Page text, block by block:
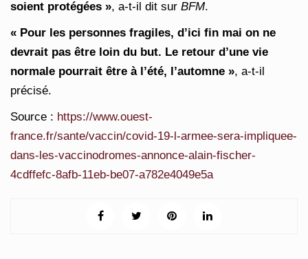
soient protégées », a-t-il dit sur BFM.
« Pour les personnes fragiles, d’ici fin mai on ne
devrait pas être loin du but. Le retour d’une vie
normale pourrait être à l’été, l’automne », a-t-il
précisé.
Source : https://www.ouest-
france.fr/sante/vaccin/covid-19-l-armee-sera-impliquee-
dans-les-vaccinodromes-annonce-alain-fischer-
4cdffefc-8afb-11eb-be07-a782e4049e5a